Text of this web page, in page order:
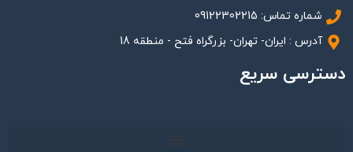
شماره تماس: 09122302215
آدرس : ایران- تهران- بزرگراه فتح - منطقه 18
دسترسی سریع